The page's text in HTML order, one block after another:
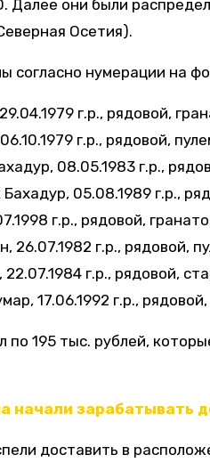
Далее они были
Осетия).
согласно нумерации на
г.р., рядовой,
г.р., рядовой,
08.05.1983 г.р.,
05.08.1989 г.р.,
г.р., рядовой,
26.07.1982 г.р., рядовой,
г.р., рядовой,
17.06.1992 г.р.,
по 195 тыс. рублей,
начали зарабатывать
доставить в